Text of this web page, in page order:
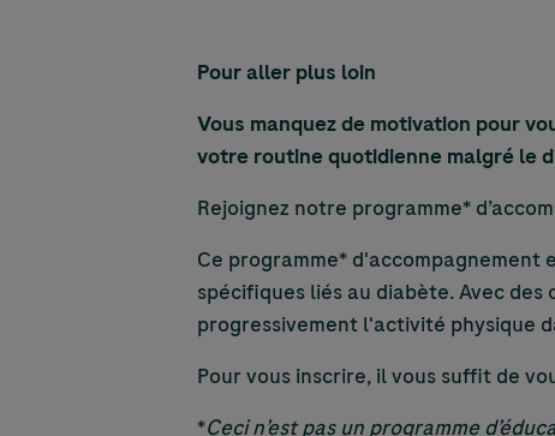
Pour aller plus loin
Vous manquez de motivation pour
votre routine quotidienne malgré le
Rejoignez notre programme*
Ce programme*
spécifiques liés au diabète. Avec
progressivement l'activité physique
Pour vous inscrire, il vous suffit de
*Ceci n’est pas un programme